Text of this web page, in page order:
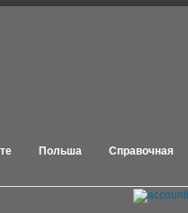
Польша Справочная